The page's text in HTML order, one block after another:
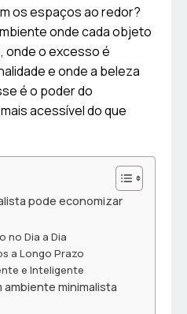
os espaços ao redor?
onde cada objeto
onde o excesso é
e onde a beleza
é o poder do
acessível do que
pode economizar
no Dia a Dia
a Longo Prazo
e Inteligente
ambiente minimalista